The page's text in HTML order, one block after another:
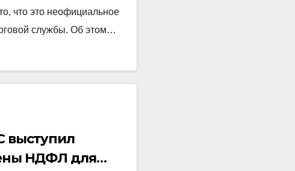
что это неофициальное
службы. Об этом…
выступил
НДФЛ для